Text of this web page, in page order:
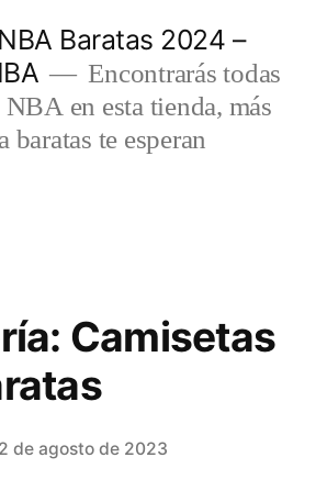
Baratas 2024 –
Encontrarás todas
en esta tienda, más
baratas te esperan
Camisetas
de agosto de 2023